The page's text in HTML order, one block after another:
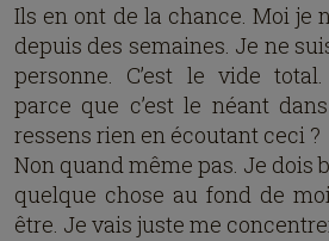
Ils en ont de la chance. Moi je
depuis des semaines. Je ne
personne. C’est le vide
parce que c’est le néant
ressens rien en écoutant ceci ?
Non quand même pas. Je dois
quelque chose au fond de
être. Je vais juste me